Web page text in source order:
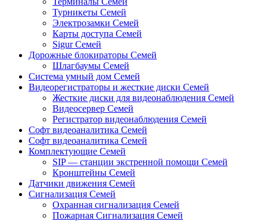
Турникеты Семей
Электрозамки Семей
Карты доступа Семей
Sigur Семей
Дорожные блокираторы Семей
Шлагбаумы Семей
Система умный дом Семей
Видеорегистраторы и жесткие диски Семей
Жесткие диски для видеонаблюдения Семей
Видеосервер Семей
Регистратор видеонаблюдения Семей
Софт видеоаналитика Семей
Софт видеоаналитика Семей
Комплектующие Семей
SIP — станции экстренной помощи Семей
Кронштейны Семей
Датчики движения Семей
Сигнализация Семей
Охранная сигнализация Семей
Пожарная Сигнализация Семей